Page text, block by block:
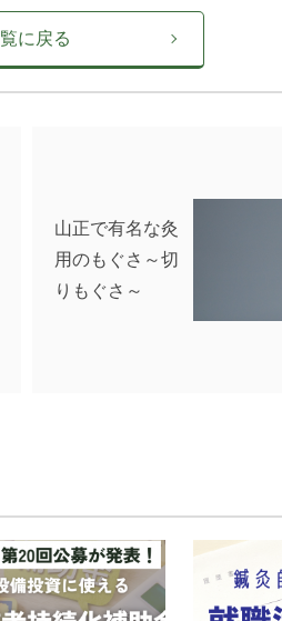
に戻る
山正で有名な灸
用のもぐさ～切
りもぐさ～